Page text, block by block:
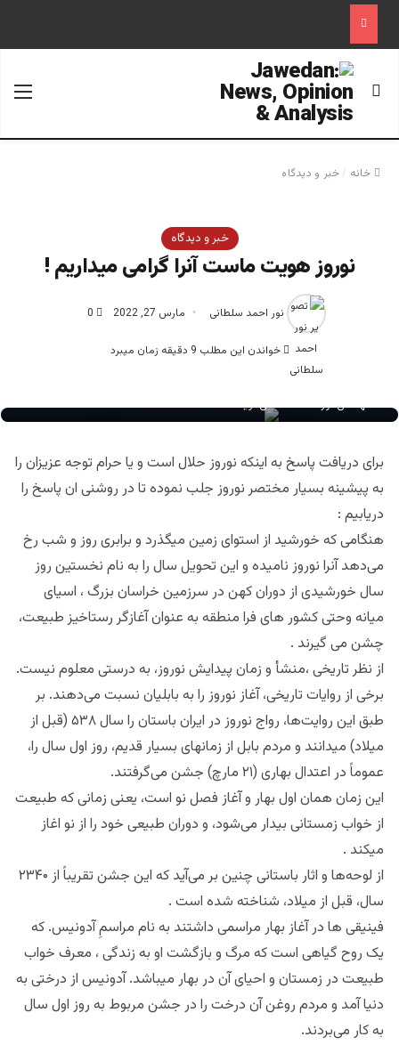
جستجو برای
خانه /خبر و دیدگاه
خبر و دیدگاه
نوروز هویت ماست آنرا گرامی میداریم !
نور احمد سلطانی مارس 27, 2022 0
خواندن این مطلب 9 دقیقه زمان میبرد
مهندس نور احمد سلطانی نویسنده
برای دریافت پاسخ به اینکه نوروز حلال است و یا حرام توجه عزیزان را
به پیشینه بسیار مختصر نوروز جلب نموده تا در روشنی ان پاسخ را
دریابیم :
هنگامی که خورشید از استوای زمین میگذرد و برابری روز و شب رخ
می‌دهد آنرا نوروز نامیده و این تحویل سال را به نام نخستین روز
سال خورشیدی از دوران کهن در سرزمین خراسان بزرگ ، اسیای
میانه وحتی کشور های فرا منطقه به عنوان آغازگر رستاخیز طبیعت،
چشن می گیرند .
از نظر تاریخی ،منشأ و زمان پیدایش نوروز، به درستی معلوم نیست.
برخی از روایات تاریخی، آغاز نوروز را به بابلیان نسبت می‌دهند. بر
طبق این روایت‌ها، رواج نوروز در ایران باستان را سال ۵۳۸ (قبل از
میلاد) میدانند و مردم بابل از زمانهای بسیار قدیم، روز اول سال را،
عموماً در اعتدال بهاری (۲۱ مارچ) جشن می‌گرفتند.
این زمان همان اول بهار و آغاز فصل نو است، یعنی زمانی که طبیعت
از خواب زمستانی بیدار می‌شود، و دوران طبیعی خود را از نو اغاز
میکند .
از لوحه‌ها و اثار باستانی چنین بر می‌آید که این جشن تقریباً از ۲۳۴۰
سال، قبل از میلاد، شناخته شده است .
فینیقی ‌ها در آغاز بهار مراسمی داشتند به نام مراسمِ آدونیس. که
یک روح گیاهی است که مرگ و بازگشت او به زندگی ، معرف خواب
طبیعت در زمستان و احیای آن در بهار میباشد. آدونیس از درختی به
دنیا آمد و مردم روغن آن درخت را در جشن مربوط به روز اول سال
به کار می‌بردند.